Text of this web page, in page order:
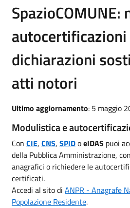
autocertificazioni
dichiarazioni
atti notori
Ultimo aggiornamento: 5 maggio
Modulistica e
Con CIE, CNS, SPIDoeIDAS puoi
della Pubblica Amministrazione,
anagrafici o richiedere le
certificati.
Accedi al sito di ANPR - Anagrafe
Popolazione Residente.